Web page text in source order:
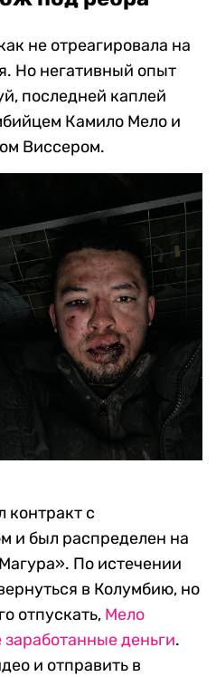
не отреагировала на
Но негативный опыт
последней каплей
Камило Мело и
Виссером.
контракт с
и был распределен на
По истечении
в Колумбию, но
отпускать, Мело
деньги.
и отправить в